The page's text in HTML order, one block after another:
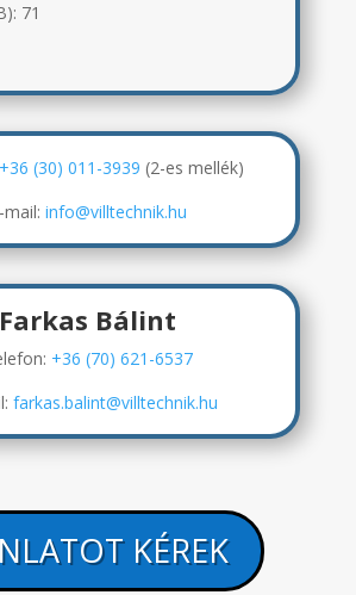
71
+36 (30) 011-3939 (2-es mellék)
mail: info@villtechnik.hu
Farkas Bálint
+36 (70) 621-6537
farkas.balint@villtechnik.hu
KÉREK